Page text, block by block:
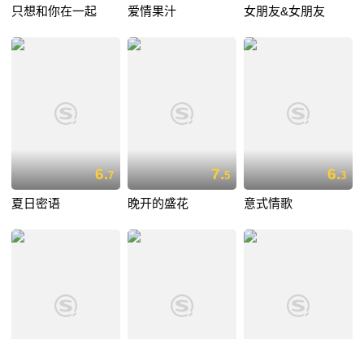
只想和你在一起 爱情果汁 女朋友&女朋友
6.7
夏日密语
7.5
晚开的盛花
6.3
意式情歌